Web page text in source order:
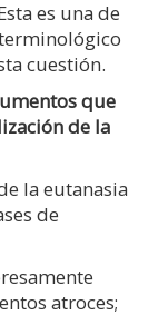
es una de
cuestión.
que
de la
la eutanasia
de
atroces;